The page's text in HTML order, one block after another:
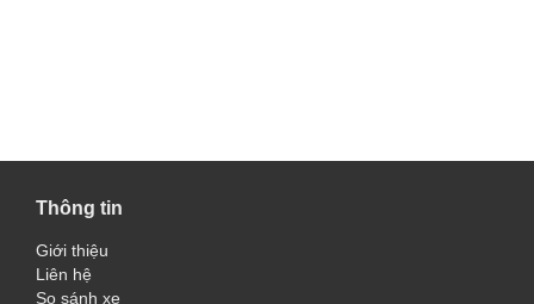
Thông tin
Giới thiệu
Liên hệ
So sánh xe